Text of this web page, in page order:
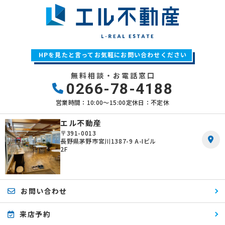
HPを見たと言ってお気軽にお問い合わせください
無料相談・お電話窓口
0266-78-4188
営業時間：10:00〜15:00定休日：不定休
エル不動産
〒391-0013
長野県茅野市宮川1387-9 A-Iビル
2F
お問い合わせ
来店予約